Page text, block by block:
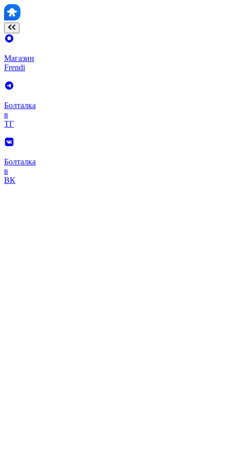
Магазин
Frendi
Болталка
в
ТГ
Болталка
в
ВК